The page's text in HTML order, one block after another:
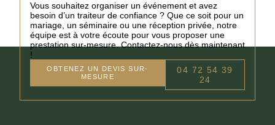
Vous souhaitez organiser un événement et avez
besoin d’un traiteur de confiance ? Que ce soit pour un
mariage, un séminaire ou une réception privée, notre
équipe est à votre écoute pour vous proposer une
prestation sur-mesure. Contactez-nous dès maintenant
!
OBTENEZ UN DEVIS SUR-
MESURE
04 72 54 39
24